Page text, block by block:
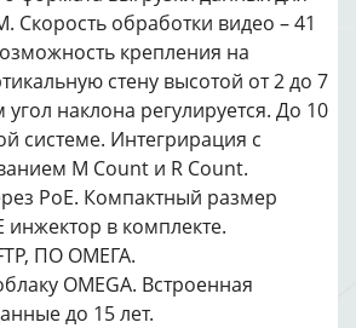
Скорость обработки видео – 41
крепления на
стену высотой от 2 до 7
наклона регулируется. До 10
системе. Интегрирация с
M Count и R Count.
PoE. Компактный размер
инжектор в комплекте.
ПО ОМЕГА.
OMEGA. Встроенная
до 15 лет.